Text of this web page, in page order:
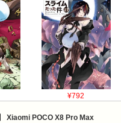
¥792
Xiaomi POCO X8 Pro Max